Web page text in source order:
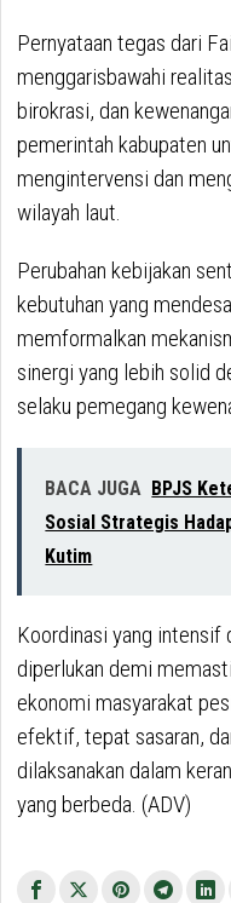
Pernyataan tegas dari
menggarisbawahi
birokrasi, dan
pemerintah kabupaten
mengintervensi dan
wilayah laut.
Perubahan kebijakan
kebutuhan yang
memformalkan
sinergi yang lebih solid
selaku pemegang
BACA JUGA BPJS
Sosial Strategis
Kutim
Koordinasi yang
diperlukan demi
ekonomi masyarakat
efektif, tepat sasaran,
dilaksanakan dalam
yang berbeda. (ADV)